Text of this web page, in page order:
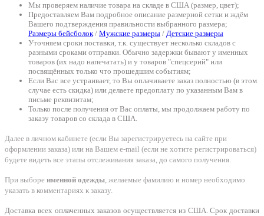
Мы проверяем наличие товара на складе в США (размер, цвет);
Предоставляем Вам подробное описание размерной сетки и ждём
Вашего подтверждения правильности выбранного размера;
Размеры бейсболок/ Мужские размеры / Детские размеры
Уточняем сроки поставки, т.к. существует несколько складов с
разными сроками отправки. Обычно задержки бывают у именных
товаров (их надо напечатать) и у товаров "спецсерий" или
посвящённых только что прошедшим событиям;
Если Вас все устраивает, то Вы оплачиваете заказ полностью (в этом
случае есть скидка) или делаете предоплату по указанным Вам в
письме реквизитам;
Только после получения от Вас оплаты, мы продолжаем работу по
заказу товаров со склада в США.
Далее в личном кабинете (если Вы зарегистрируетесь на сайте при
оформлении заказа) или на Вашем e-mail (если не хотите регистрироваться)
будете видеть все этапы отслеживания заказа, до самого получения.
При выборе именной одежды, желаемые фамилию и номер необходимо
указать в комментариях к заказу.
Доставка всех оплаченных заказов осуществляется из США. Срок доставки